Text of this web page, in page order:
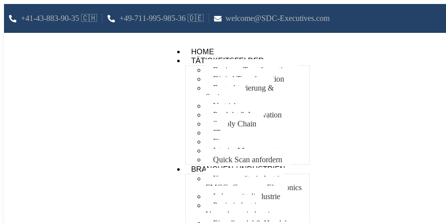
+41-43-883-90-35 🇨🇭 +49-711-995-985-36 🇩🇪 welcome@SDC-Executives.com
HOME
TÄTIGKEITSFELDER
Business Transformation
Digital Transformation
Restrukturierung &
Sanierung
Vertrieb
Produkt & Innovation
Supply Chain
IT
Finance
Interim Management
Quick Scan anfordern
BRANCHEN / INDUSTRIEN
Konsumgüterindustrie,
FMCG, Consumer Electronics
Lebensmittelindustrie
Papierindustrie,
Verpackungsindustrie